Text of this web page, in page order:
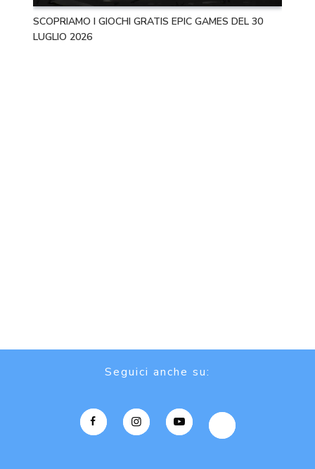
SCOPRIAMO I GIOCHI GRATIS EPIC GAMES DEL 30
LUGLIO 2026
Seguici anche su: